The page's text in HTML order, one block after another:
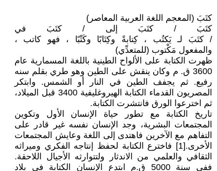
كتَبَ (المعجم اللغة العربية المعاصر)
كتَبَ / كتَبَ إلى / كتَبَ في
/ كتَبَ لـ يَكتُب ، كِتابةً وكِتَابًا وكَتْبًا ، فهو كاتب ،
والمفعول مَكْتوب (للمتعدِّي)
ظهرت الكتابة على الألواح الطينية باللغة المسمارية عام
3600 ق. م وكان ينقش على الطين وهو طري بقلم سنه
رفيع. ثم يجفف الطين في النار أو الشمس. وابتكر
المصريون القدماء الكتابة الهيروغليفية 3400 قبل الميلاد،
ثم اخترعوا الورق فانتشرت الكتابة.
تاريخ الكتابة مع تطور حياة الإنسان الأول وتكوين
المجتمعات البشرية، وجد الإنسان نفسه غير قادر على
التفاهم مع الآخرين فاهتدى إلى اللغة وعايش المجتمعات
الأخرى.[1] فاخترع الكتابة لحفظ إنتاجه الفكري وميراثه
الثقافي والعلمي من الاندثار ولتتوارثه الأجيال اللاحقة.
ففي سنة 5000 ق.م ابتدع الإنسان الكتابة في بلاد